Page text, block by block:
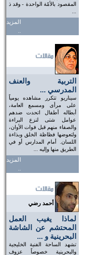
المقصود بالأمّة الواحدة - وقد ذ
المزيد
..
التربية والعنف
المدرسي ...
سيناريو تتكرر مشاهده يومياً
على مرأى ومسمع العامة،
أبطاله أطفال اتحدت ضدهم
عوامل شتى لنزع البراءة
والصفاء منهم قبل فوات الأوان،
ولتعوضها فظاظة الخلق وبذاءة
اللسان. أمام المدارس أو في
الطريق منها وإليه ...
المزيد
..
أحمد رضي
لماذا يغيب العمل
المحتشم عن الشاشة
البحرينية و ...
تشهد الساحة الفنية الخليجية
والبحرينية خصوصاً عزوف